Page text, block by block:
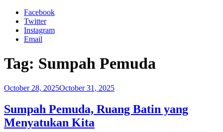
Facebook
Twitter
Instagram
Email
Tag: Sumpah Pemuda
Posted
October 28, 2025October 31, 2025
Sumpah Pemuda, Ruang Batin yang
Menyatukan Kita